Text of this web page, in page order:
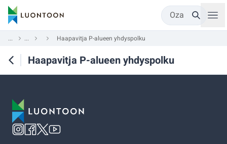
Oza
... ... Haapavitja P-alueen yhdyspolku
Haapavitja P-alueen yhdyspolku